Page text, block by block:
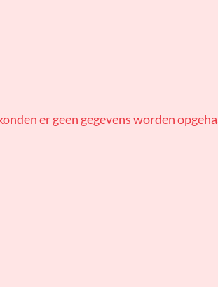
er geen gegevens worden